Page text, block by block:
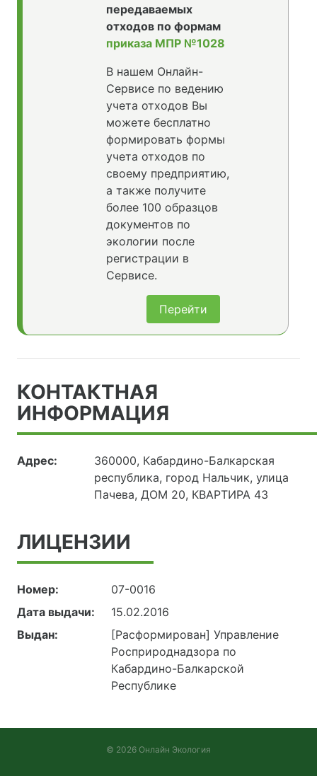
передаваемых
отходов по формам
приказа МПР №1028
В нашем Онлайн-
Сервисе по ведению
учета отходов Вы
можете бесплатно
формировать формы
учета отходов по
своему предприятию,
а также получите
более 100 образцов
документов по
экологии после
регистрации в
Сервисе.
Перейти
КОНТАКТНАЯ
ИНФОРМАЦИЯ
Адрес:
360000, Кабардино-Балкарская
республика, город Нальчик, улица
Пачева, ДОМ 20, КВАРТИРА 43
ЛИЦЕНЗИИ
Номер:
07-0016
Дата выдачи:
15.02.2016
Выдан:
[Расформирован] Управление
Росприроднадзора по
Кабардино-Балкарской
Республике
© 2026 Онлайн Экология